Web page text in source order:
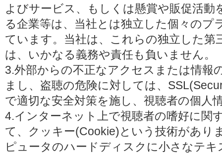
よびサービス、もしくは懸賞や販促活動
る企業等は、当社とは独立した個々のプ
ています。当社は、これらの独立した第
は、いかなる義務や責任も負いません。
3.外部からの不正なアクセスまたは情報
まし、盗聴の危険に対しては、
で適切な安全対策を施し、視聴者の個人
4.インターネット上で視聴者の嗜好に関
て、クッキー(Cookie)という技術があり
ピュータのハードディスクに小さなテ